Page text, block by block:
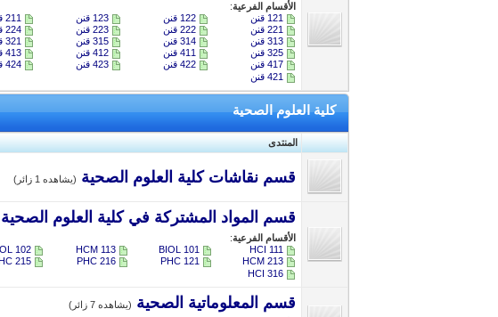
الأقسام الفرعية:
121 قنن
122 قنن 123 قنن 211 قنن
221 قنن
222 قنن 223 قنن 224 قنن
313 قنن
314 قنن 315 قنن 321 قنن
325 قنن
411 قنن 412 قنن 413 قنن
417 قنن
422 قنن 423 قنن 424 قنن
421 قنن
كلية العلوم الصحية
المنتدى
قسم نقاشات كلية العلوم الصحية (يشاهده 1 زائر)
قسم المواد المشتركة في كلية العلوم الصحية
الأقسام الفرعية:
HCI 111
BIOL 101
HCM 113
102
HCM 213
PHC 121
PHC 216
215
HCI 316
قسم المعلوماتية الصحية (يشاهده 7 زائر)